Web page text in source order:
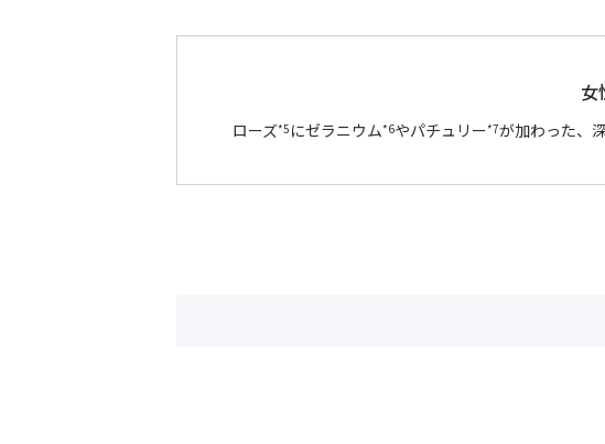
女
ローズ*5 にゼラニウム*6やパチュリー*7が加わった、